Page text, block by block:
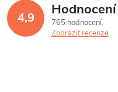
4,9
765 hodnocení
Zobrazit recenze